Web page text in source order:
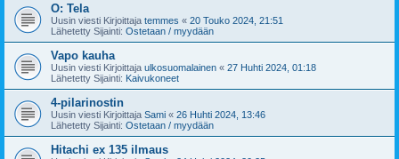
O: Tela
Uusin viesti Kirjoittaja temmes « 20 Touko 2024, 21:51
Lähetetty Sijainti: Ostetaan / myydään
Vapo kauha
Uusin viesti Kirjoittaja ulkosuomalainen « 27 Huhti 2024, 01:18
Lähetetty Sijainti: Kaivukoneet
4-pilarinostin
Uusin viesti Kirjoittaja Sami « 26 Huhti 2024, 13:46
Lähetetty Sijainti: Ostetaan / myydään
Hitachi ex 135 ilmaus